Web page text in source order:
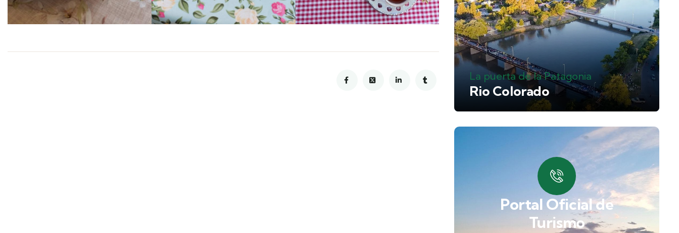
La puerta de la Patagonia
Rio Colorado
Portal Oficial de
Turismo